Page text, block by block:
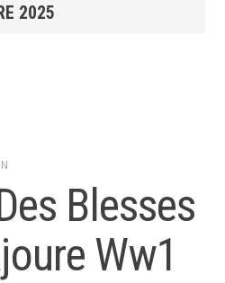
2025
Blesses
Ww1